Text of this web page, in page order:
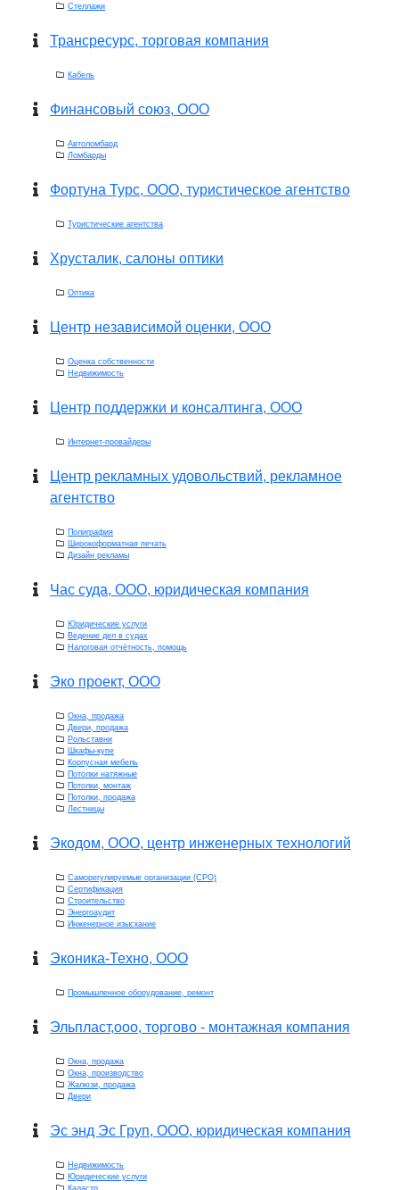
Стеллажи
Трансресурс, торговая компания
Кабель
Финансовый союз, ООО
Автоломбард
Ломбарды
Фортуна Турс, ООО, туристическое агентство
Туристические агентства
Хрусталик, салоны оптики
Оптика
Центр независимой оценки, ООО
Оценка собственности
Недвижимость
Центр поддержки и консалтинга, ООО
Интернет-провайдеры
Центр рекламных удовольствий, рекламное
агентство
Полиграфия
Широкоформатная печать
Дизайн рекламы
Час суда, ООО, юридическая компания
Юридические услуги
Ведение дел в судах
Налоговая отчётность, помощь
Эко проект, ООО
Окна, продажа
Двери, продажа
Рольставни
Шкафы-купе
Корпусная мебель
Потолки натяжные
Потолки, монтаж
Потолки, продажа
Лестницы
Экодом, ООО, центр инженерных технологий
Саморегулируемые организации (СРО)
Сертификация
Строительство
Энергоаудит
Инженерное изыскание
Эконика-Техно, ООО
Промышленное оборудование, ремонт
Эльпласт,ооо, торгово - монтажная компания
Окна, продажа
Окна, производство
Жалюзи, продажа
Двери
Эс энд Эс Груп, ООО, юридическая компания
Недвижимость
Юридические услуги
Кадастр